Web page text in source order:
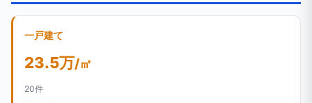
一戸建て
23.5万/㎡
20件